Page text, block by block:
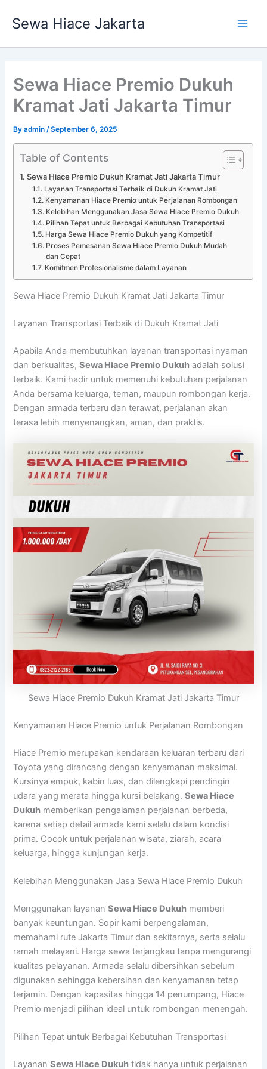
Sewa Hiace Jakarta
Sewa Hiace Premio Dukuh
Kramat Jati Jakarta Timur
Byadmin /September 6, 2025
Table of Contents
Sewa Hiace Premio Dukuh Kramat Jati Jakarta Timur
Layanan Transportasi Terbaik di Dukuh Kramat Jati
Kenyamanan Hiace Premio untuk Perjalanan Rombongan
Kelebihan Menggunakan Jasa Sewa Hiace Premio Dukuh
Pilihan Tepat untuk Berbagai Kebutuhan Transportasi
Harga Sewa Hiace Premio Dukuh yang Kompetitif
Proses Pemesanan Sewa Hiace Premio Dukuh Mudah
dan Cepat
Komitmen Profesionalisme dalam Layanan
Sewa Hiace Premio Dukuh Kramat Jati Jakarta Timur
Layanan Transportasi Terbaik di Dukuh Kramat Jati
Apabila Anda membutuhkan layanan transportasi nyaman
dan berkualitas,Sewa Hiace Premio Dukuh adalah solusi
terbaik. Kami hadir untuk memenuhi kebutuhan perjalanan
Anda bersama keluarga, teman, maupun rombongan kerja.
Dengan armada terbaru dan terawat, perjalanan akan
terasa lebih menyenangkan, aman, dan praktis.
Sewa Hiace Premio Dukuh Kramat Jati Jakarta Timur
Kenyamanan Hiace Premio untuk Perjalanan Rombongan
Hiace Premio merupakan kendaraan keluaran terbaru dari
Toyota yang dirancang dengan kenyamanan maksimal.
Kursinya empuk, kabin luas, dan dilengkapi pendingin
udara yang merata hingga kursi belakang.Sewa Hiace
Dukuh memberikan pengalaman perjalanan berbeda,
karena setiap detail armada kami selalu dalam kondisi
prima. Cocok untuk perjalanan wisata, ziarah, acara
keluarga, hingga kunjungan kerja.
Kelebihan Menggunakan Jasa Sewa Hiace Premio Dukuh
Menggunakan layananSewa Hiace Dukuh memberi
banyak keuntungan. Sopir kami berpengalaman,
memahami rute Jakarta Timur dan sekitarnya, serta selalu
ramah melayani. Harga sewa terjangkau tanpa mengurangi
kualitas pelayanan. Armada selalu dibersihkan sebelum
digunakan sehingga kebersihan dan kenyamanan tetap
terjamin. Dengan kapasitas hingga 14 penumpang, Hiace
Premio menjadi pilihan ideal untuk rombongan menengah.
Pilihan Tepat untuk Berbagai Kebutuhan Transportasi
LayananSewa Hiace Dukuh tidak hanya untuk perjalanan